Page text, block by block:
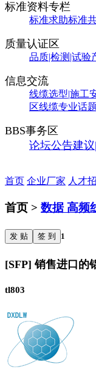
标准资料专栏
标准求助标准
质量认证区
品质|检测|试验
信息交流
线缆选型|施工
区线缆专业话题
BBS事务区
论坛公告建
首页 企业厂家 人才
首页 > 数据 高频
发 贴 签 到 1
[SFP] 销售进口的
tl803